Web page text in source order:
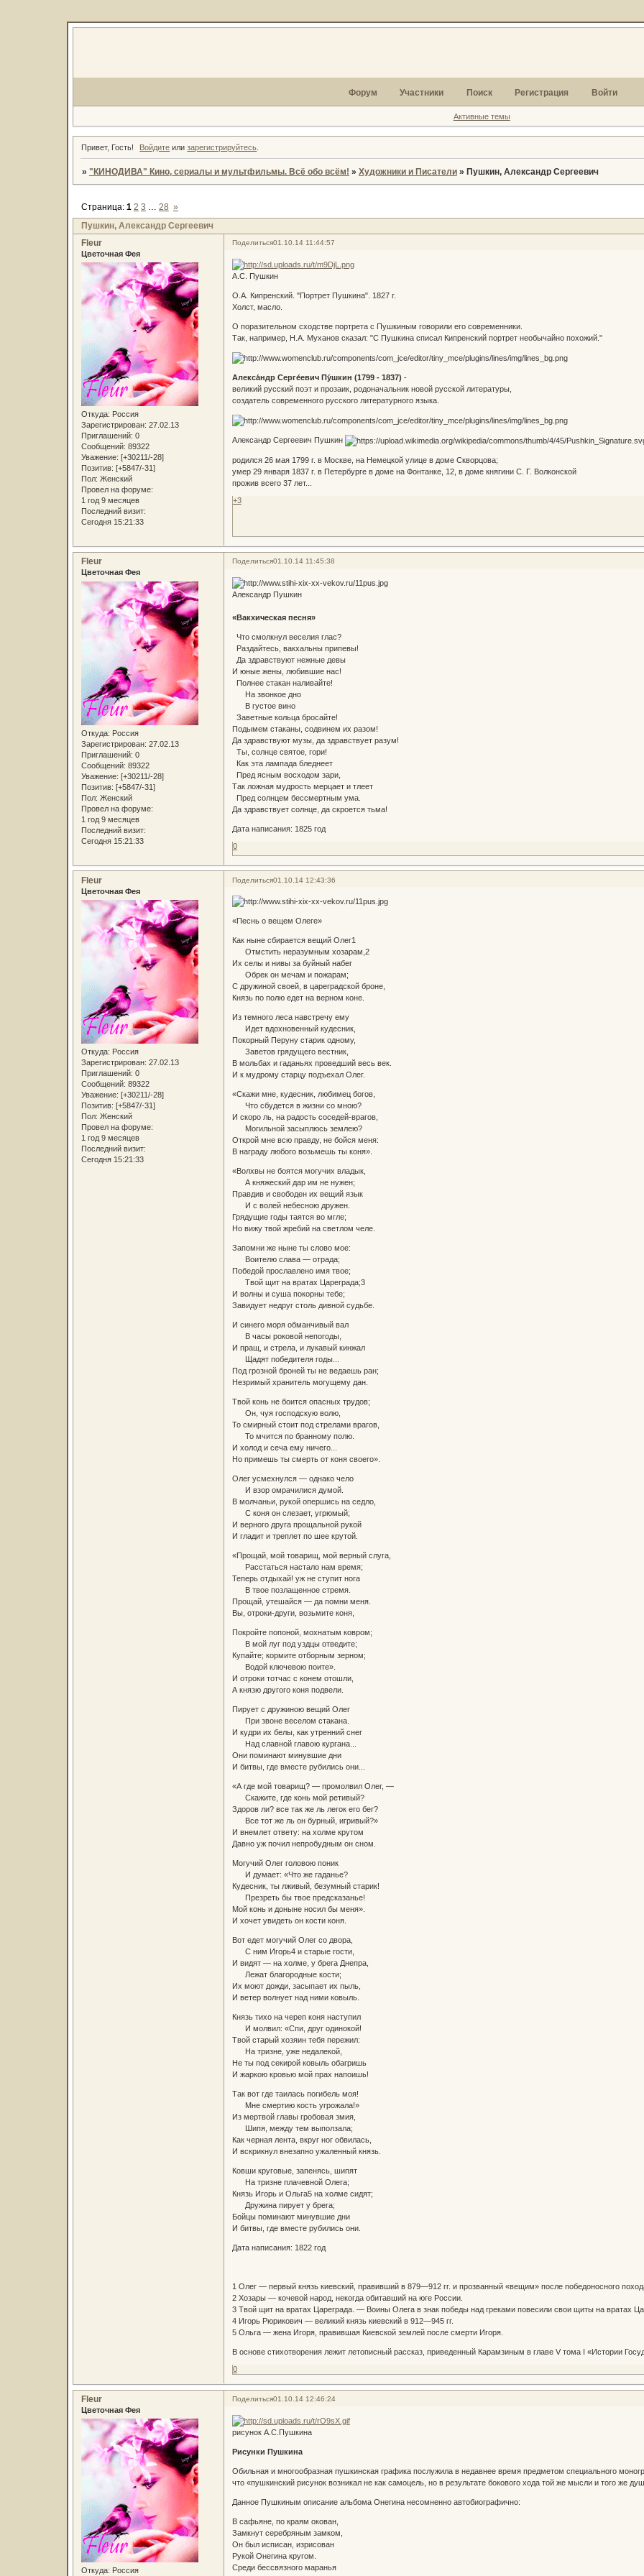
Форум Участники Поиск Регистрация Войти
Активные темы
Привет, Гость! Войдите илизарегистрируйтесь
» "КИНОДИВА" Кино, сериалы и мультфильмы. Всё обо всём! » Художники и Писатели » Пушкин, Александр Сергеевич
Пушкин, Александр Сергеевич
Страница: 1 2 3 … 28 »
Поделиться01.10.14 11:44:57
Fleur
Цветочная Фея
Откуда: Россия
Зарегистрирован: 27.02.13
Приглашений: 0
Сообщений: 89322
Уважение: [+30211/-28]
Позитив: [+5847/-31]
Пол: Женский
Провел на форуме:
1 год 9 месяцев
Последний визит:
Сегодня 15:21:33
А.С. Пушкин
О.А. Кипренский. "Портрет Пушкина". 1827 г.
Холст, масло.
О поразительном сходстве портрета с Пушкиным говорили его современники.
Так, например, Н.А. Муханов сказал: "С Пушкина списал Кипренский портрет необычайно похожий."
Алекса́ндр Серге́евич Пу́шкин (1799 - 1837) -
великий русский поэт и прозаик, родоначальник новой русской литературы,
создатель современного русского литературного языка.
Александр Сергеевич Пушкин
родился 26 мая 1799 г. в Москве, на Немецкой улице в доме Скворцова;
умер 29 января 1837 г. в Петербурге в доме на Фонтанке, 12, в доме княгини С. Г. Волконской
прожив всего 37 лет...
+3
Поделиться01.10.14 11:45:38
Fleur
Цветочная Фея
Откуда: Россия
Зарегистрирован: 27.02.13
Приглашений: 0
Сообщений: 89322
Уважение: [+30211/-28]
Позитив: [+5847/-31]
Пол: Женский
Провел на форуме:
1 год 9 месяцев
Последний визит:
Сегодня 15:21:33
Александр Пушкин
«Вакхическая песня»
Что смолкнул веселия глас?
Раздайтесь, вакхальны припевы!
Да здравствуют нежные девы
И юные жены, любившие нас!
Полнее стакан наливайте!
На звонкое дно
В густое вино
Заветные кольца бросайте!
Подымем стаканы, содвинем их разом!
Да здравствуют музы, да здравствует разум!
Ты, солнце святое, гори!
Как эта лампада бледнеет
Пред ясным восходом зари,
Так ложная мудрость мерцает и тлеет
Пред солнцем бессмертным ума.
Да здравствует солнце, да скроется тьма!
Дата написания: 1825 год
0
Поделиться01.10.14 12:43:36
Fleur
Цветочная Фея
Откуда: Россия
Зарегистрирован: 27.02.13
Приглашений: 0
Сообщений: 89322
Уважение: [+30211/-28]
Позитив: [+5847/-31]
Пол: Женский
Провел на форуме:
1 год 9 месяцев
Последний визит:
Сегодня 15:21:33
«Песнь о вещем Олеге»
Как ныне сбирается вещий Олег1
Отмстить неразумным хозарам,2
Их селы и нивы за буйный набег
Обрек он мечам и пожарам;
С дружиной своей, в цареградской броне,
Князь по полю едет на верном коне.
Из темного леса навстречу ему
Идет вдохновенный кудесник,
Покорный Перуну старик одному,
Заветов грядущего вестник,
В мольбах и гаданьях проведший весь век.
И к мудрому старцу подъехал Олег.
«Скажи мне, кудесник, любимец богов,
Что сбудется в жизни со мною?
И скоро ль, на радость соседей-врагов,
Могильной засыплюсь землею?
Открой мне всю правду, не бойся меня:
В награду любого возьмешь ты коня».
«Волхвы не боятся могучих владык,
А княжеский дар им не нужен;
Правдив и свободен их вещий язык
И с волей небесною дружен.
Грядущие годы таятся во мгле;
Но вижу твой жребий на светлом челе.
Запомни же ныне ты слово мое:
Воителю слава — отрада;
Победой прославлено имя твое;
Твой щит на вратах Цареграда;3
И волны и суша покорны тебе;
Завидует недруг столь дивной судьбе.
И синего моря обманчивый вал
В часы роковой непогоды,
И пращ, и стрела, и лукавый кинжал
Щадят победителя годы...
Под грозной броней ты не ведаешь ран;
Незримый хранитель могущему дан.
Твой конь не боится опасных трудов;
Он, чуя господскую волю,
То смирный стоит под стрелами врагов,
То мчится по бранному полю.
И холод и сеча ему ничего...
Но примешь ты смерть от коня своего».
Олег усмехнулся — однако чело
И взор омрачилися думой.
В молчаньи, рукой опершись на седло,
С коня он слезает, угрюмый;
И верного друга прощальной рукой
И гладит и треплет по шее крутой.
«Прощай, мой товарищ, мой верный слуга,
Расстаться настало нам время;
Теперь отдыхай! уж не ступит нога
В твое позлащенное стремя.
Прощай, утешайся — да помни меня.
Вы, отроки-други, возьмите коня,
Покройте попоной, мохнатым ковром;
В мой луг под уздцы отведите;
Купайте; кормите отборным зерном;
Водой ключевою поите».
И отроки тотчас с конем отошли,
А князю другого коня подвели.
Пирует с дружиною вещий Олег
При звоне веселом стакана.
И кудри их белы, как утренний снег
Над славной главою кургана...
Они поминают минувшие дни
И битвы, где вместе рубились они...
«А где мой товарищ? — промолвил Олег, —
Скажите, где конь мой ретивый?
Здоров ли? все так же ль легок его бег?
Все тот же ль он бурный, игривый?»
И внемлет ответу: на холме крутом
Давно уж почил непробудным он сном.
Могучий Олег головою поник
И думает: «Что же гаданье?
Кудесник, ты лживый, безумный старик!
Презреть бы твое предсказанье!
Мой конь и доныне носил бы меня».
И хочет увидеть он кости коня.
Вот едет могучий Олег со двора,
С ним Игорь4 и старые гости,
И видят — на холме, у брега Днепра,
Лежат благородные кости;
Их моют дожди, засыпает их пыль,
И ветер волнует над ними ковыль.
Князь тихо на череп коня наступил
И молвил: «Спи, друг одинокой!
Твой старый хозяин тебя пережил:
На тризне, уже недалекой,
Не ты под секирой ковыль обагришь
И жаркою кровью мой прах напоишь!
Так вот где таилась погибель моя!
Мне смертию кость угрожала!»
Из мертвой главы гробовая змия,
Шипя, между тем выползала;
Как черная лента, вкруг ног обвилась,
И вскрикнул внезапно ужаленный князь.
Ковши круговые, запенясь, шипят
На тризне плачевной Олега;
Князь Игорь и Ольга5 на холме сидят;
Дружина пирует у брега;
Бойцы поминают минувшие дни
И битвы, где вместе рубились они.
Дата написания: 1822 год
1 Олег — первый князь киевский, правивший в 879—912 гг. и прозванный «вещим» после победоносного
2 Хозары — кочевой народ, некогда обитавший на юге России.
3 Твой щит на вратах Цареграда. — Воины Олега в знак победы над греками повесили свои щиты на вратах
4 Игорь Рюрикович — великий князь киевский в 912—945 гг.
5 Ольга — жена Игоря, правившая Киевской землей после смерти Игоря.
В основе стихотворения лежит летописный рассказ, приведенный Карамзиным в главе V тома I «Истории
0
Поделиться01.10.14 12:46:24
Fleur
Цветочная Фея
Откуда: Россия
рисунок А.С.Пушкина
Рисунки Пушкина
Обильная и многообразная пушкинская графика послужила в недавнее время предметом специального
что «пушкинский рисунок возникал не как самоцель, но в результате бокового хода той же мысли и того же
Данное Пушкиным описание альбома Онегина несомненно автобиографично:
В сафьяне, по краям окован,
Замкнут серебряным замком,
Он был исписан, изрисован
Рукой Онегина кругом.
Среди бессвязного маранья